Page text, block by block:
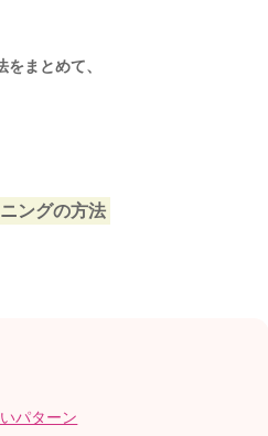
まとめて、
ングの方法
パターン